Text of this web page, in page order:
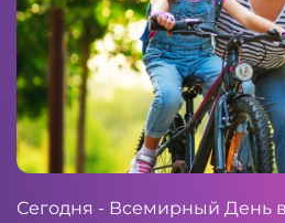
Сегодня - Всемирный День